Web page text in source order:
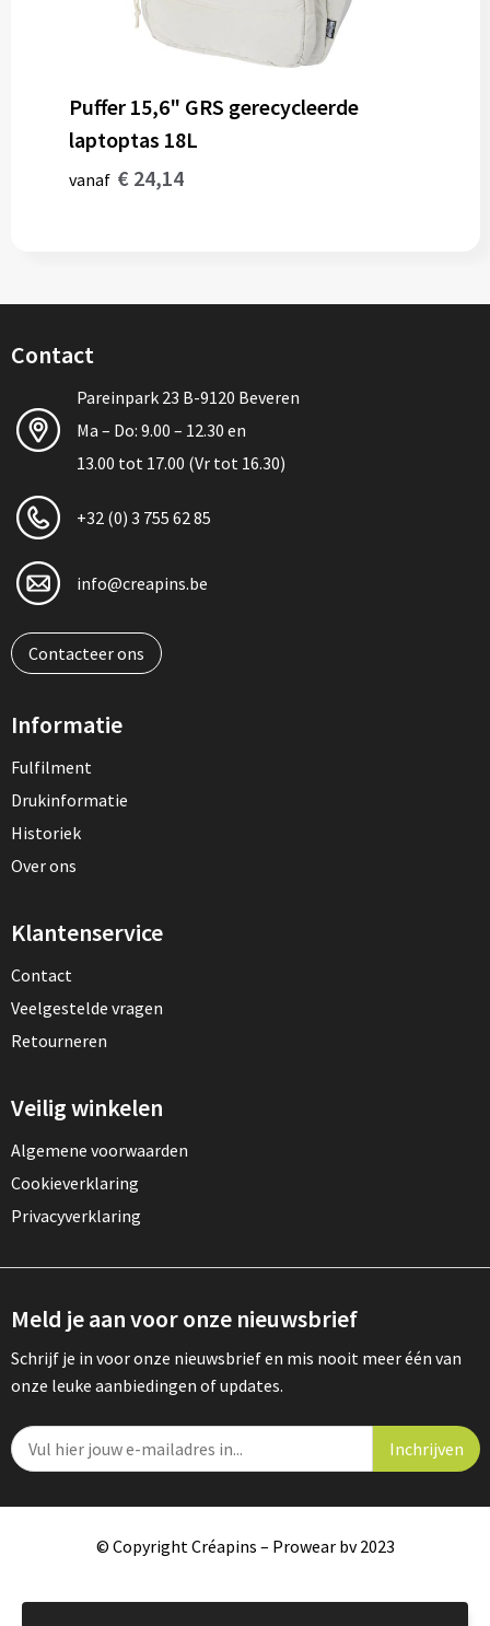
Puffer 15,6" GRS gerecycleerde
laptoptas 18L
vanaf € 24,14
Contact
Pareinpark 23 B-9120 Beveren
Ma – Do: 9.00 – 12.30 en
13.00 tot 17.00 (Vr tot 16.30)
+32 (0) 3 755 62 85
info@creapins.be
Contacteer ons
Informatie
Fulfilment
Drukinformatie
Historiek
Over ons
Klantenservice
Contact
Veelgestelde vragen
Retourneren
Veilig winkelen
Algemene voorwaarden
Cookieverklaring
Privacyverklaring
Meld je aan voor onze nieuwsbrief
Schrijf je in voor onze nieuwsbrief en mis nooit meer één van
onze leuke aanbiedingen of updates.
© Copyright Créapins – Prowear bv 2023